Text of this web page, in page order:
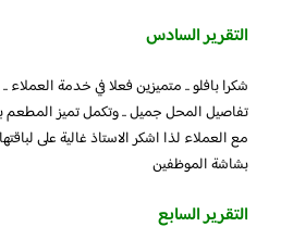
التقرير السادس
شكرا بافلو .. متميزين فعلا في خدمة
تفاصيل المحل جميل .. وتكمل تميز المطعم
مع العملاء لذا اشكر الاستاذ غالية على
بشاشة الموظفين
التقرير السابع